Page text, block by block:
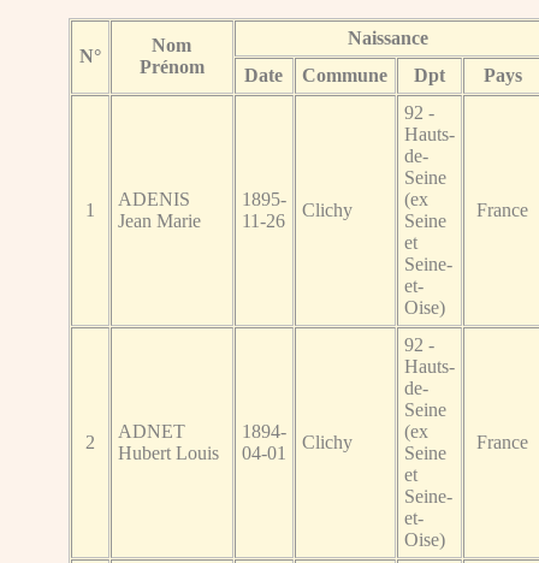
N°
Nom
Prénom
Naissance
Date
Commune Dpt Pays
1
ADENIS
Jean Marie
1895-
11-26
Clichy
92 -
Hauts-
de-
Seine
(ex
Seine
et
Seine-
et-
Oise)
France
2
ADNET
Hubert Louis
1894-
04-01
Clichy
92 -
Hauts-
de-
Seine
(ex
Seine
et
Seine-
et-
Oise)
France